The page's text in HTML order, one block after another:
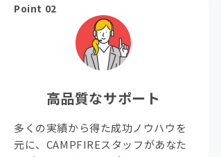
Point 02
高品質なサポート
多くの実績から得た成功ノウハウを
元に、CAMPFIREスタッフがあなた